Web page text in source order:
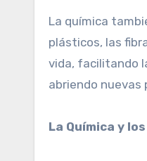
La química
plásticos, las
vida, facilitando
abriendo nuevas
La Química y